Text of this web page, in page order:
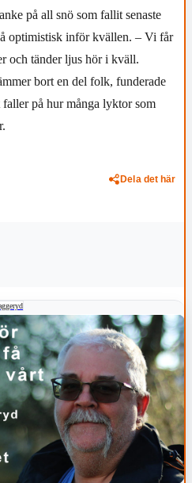
på all snö som fallit senaste
optimistisk inför kvällen. – Vi får
och tänder ljus hör i kväll.
bort en del folk, funderade
på hur många lyktor som
Dela det här